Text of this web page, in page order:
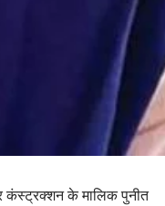
कंस्ट्रक्शन के मालिक पुनीत